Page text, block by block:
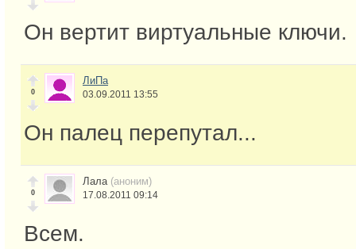
Он вертит виртуальные ключи.
0
ЛиПа
03.09.2011 13:55
Он палец перепутал...
0
Лала (аноним)
17.08.2011 09:14
Всем.